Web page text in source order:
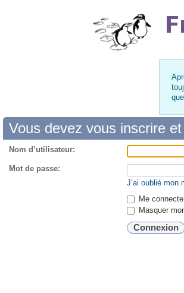
Vous devez vous inscrire
Nom d’utilisateur:
Mot de passe:
J’ai oublié mon
Me
Masquer